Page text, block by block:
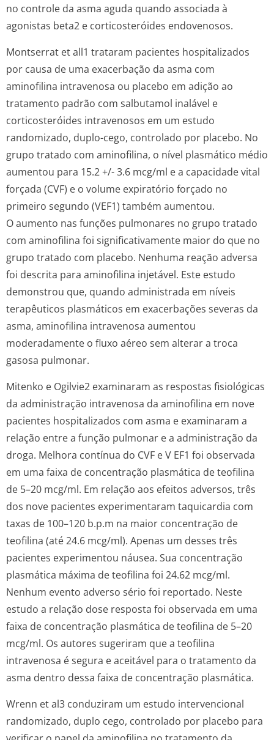
no controle da asma aguda quando associada à
agonistas beta2 e corticosteróides endovenosos.
Montserrat et all1 trataram pacientes hospitalizados
por causa de uma exacerbação da asma com
aminofilina intravenosa ou placebo em adição ao
tratamento padrão com salbutamol inalável e
corticosteróides intravenosos em um estudo
randomizado, duplo-cego, controlado por placebo. No
grupo tratado com aminofilina, o nível plasmático médio
aumentou para 15.2 +/- 3.6 mcg/ml e a capacidade vital
forçada (CVF) e o volume expiratório forçado no
primeiro segundo (VEF1) também aumentou.
O aumento nas funções pulmonares no grupo tratado
com aminofilina foi significativamente maior do que no
grupo tratado com placebo. Nenhuma reação adversa
foi descrita para aminofilina injetável. Este estudo
demonstrou que, quando administrada em níveis
terapêuticos plasmáticos em exacerbações severas da
asma, aminofilina intravenosa aumentou
moderadamente o fluxo aéreo sem alterar a troca
gasosa pulmonar.
Mitenko e Ogilvie2 examinaram as respostas fisiológicas
da administração intravenosa da aminofilina em nove
pacientes hospitalizados com asma e examinaram a
relação entre a função pulmonar e a administração da
droga. Melhora contínua do CVF e V EF1 foi observada
em uma faixa de concentração plasmática de teofilina
de 5–20 mcg/ml. Em relação aos efeitos adversos, três
dos nove pacientes experimentaram taquicardia com
taxas de 100–120 b.p.m na maior concentração de
teofilina (até 24.6 mcg/ml). Apenas um desses três
pacientes experimentou náusea. Sua concentração
plasmática máxima de teofilina foi 24.62 mcg/ml.
Nenhum evento adverso sério foi reportado. Neste
estudo a relação dose resposta foi observada em uma
faixa de concentração plasmática de teofilina de 5–20
mcg/ml. Os autores sugeriram que a teofilina
intravenosa é segura e aceitável para o tratamento da
asma dentro dessa faixa de concentração plasmática.
Wrenn et al3 conduziram um estudo intervencional
randomizado, duplo cego, controlado por placebo para